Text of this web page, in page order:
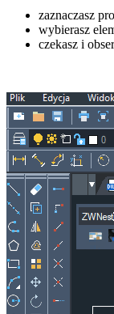
zaznaczasz
wybierasz
czekasz i